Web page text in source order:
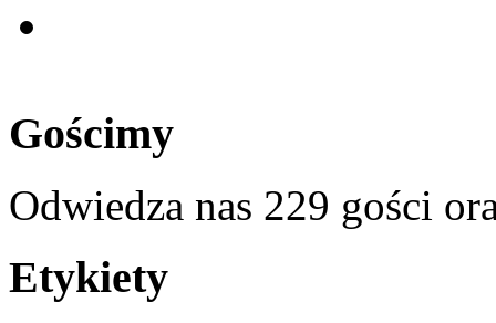
Gościmy
Odwiedza nas 229 gości
Etykiety